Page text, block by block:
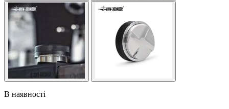
В наявності